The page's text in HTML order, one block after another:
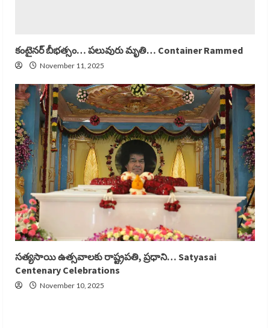
కంటైనర్ బీభత్సం… పలువురు మృతి… Container Rammed
November 11, 2025
సత్యసాయి ఉత్సవాలకు రాష్ట్రపతి, ప్రధాని… Satyasai
Centenary Celebrations
November 10, 2025